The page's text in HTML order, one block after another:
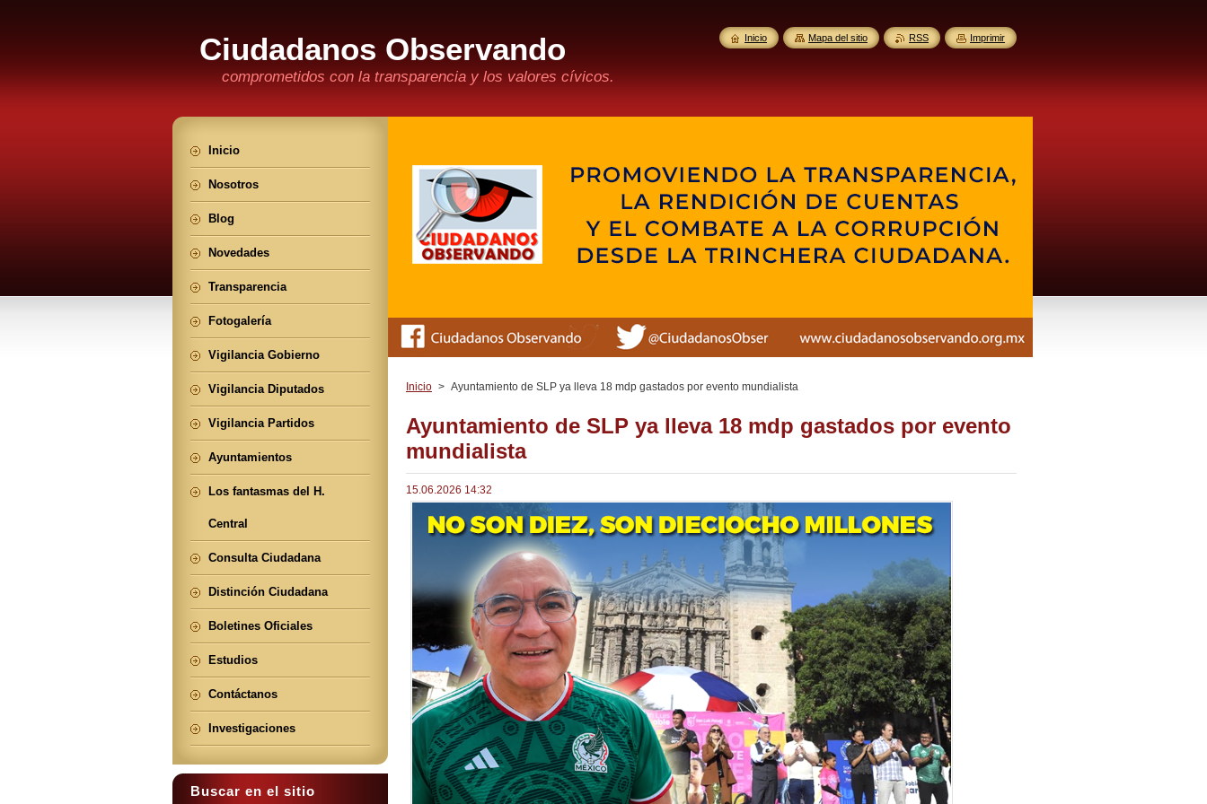
Ciudadanos Observando
comprometidos con la transparencia y los valores cívicos.
Inicio > Ayuntamiento de SLP ya lleva 18 mdp gastados por evento mundialista
Ayuntamiento de SLP ya lleva 18 mdp gastados por evento
mundialista
15.06.2026 14:32
Inicio
Nosotros
Blog
Novedades
Transparencia
Fotogalería
Vigilancia Gobierno
Vigilancia Diputados
Vigilancia Partidos
Ayuntamientos
Los fantasmas del H.
Central
Consulta Ciudadana
Distinción Ciudadana
Boletines Oficiales
Estudios
Contáctanos
Investigaciones
Buscar en el sitio
Inicio Mapa del sitio RSS Imprimir